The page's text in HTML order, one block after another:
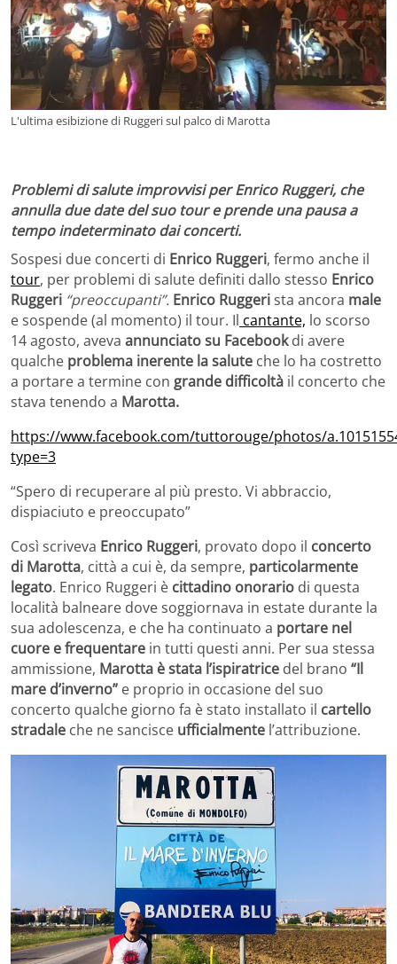
L'ultima esibizione di Ruggeri sul palco di Marotta
Problemi di salute improvvisi per Enrico Ruggeri, che
annulla due date del suo tour e prende una pausa a
tempo indeterminato dai concerti.
Sospesi due concerti di Enrico Ruggeri, fermo anche il
tour, per problemi di salute definiti dallo stesso Enrico
Ruggeri “preoccupanti”. Enrico Ruggerista ancora male
e sospende (al momento) il tour. Il cantante, lo scorso
14 agosto, aveva annunciato su Facebookdi avere
qualche problema inerente la salute che lo ha costretto
a portare a termine con grande difficoltà il concerto che
stava tenendo a Marotta.
https://www.facebook.com/tuttorouge/photos/
type=3
“Spero di recuperare al più presto. Vi abbraccio,
dispiaciuto e preoccupato”
Così scriveva Enrico Ruggeri, provato dopo il concerto
di Marotta, città a cui è, da sempre, particolarmente
legato. Enrico Ruggeri è cittadino onorario di questa
località balneare dove soggiornava in estate durante la
sua adolescenza, e che ha continuato a portare nel
cuore e frequentare in tutti questi anni. Per sua stessa
ammissione, Marotta è stata l’ispiratrice del brano “Il
mare d’inverno” e proprio in occasione del suo
concerto qualche giorno fa è stato installato il cartello
stradale che ne sancisce ufficialmente l’attribuzione.